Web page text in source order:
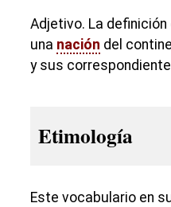
Adjetivo. La
una nación del
y sus
Etimología
Este vocabulario en